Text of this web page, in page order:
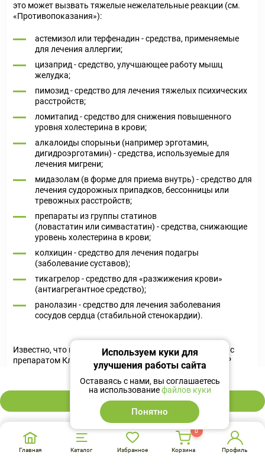
523 ₽
В корзину
это может вызвать тяжелые нежелательные реакции (см.
«Противопоказания»):
астемизол или терфенадин - средства, применяемые
для лечения аллергии;
цизаприд - средство, улучшающее работу мышц
желудка;
пимозид - средство для лечения тяжелых психических
расстройств;
ломитапид - средство для снижения повышенного
уровня холестерина в крови;
алкалоиды спорыньи (например эрготамин,
дигидроэрготамин) - средства, используемые для
лечения мигрени;
мидазолам (в форме для приема внутрь) - средство для
лечения судорожных припадков, бессонницы или
тревожных расстройств;
препараты из группы статинов
(ловастатин или симвастатин) - средства, снижающие
уровень холестерина в крови;
колхицин - средство для лечения подагры
(заболевание суставов);
тикагрелор - средство для «разжижения крови»
(антиагрегантное средство);
ранолазин - средство для лечения заболевания
сосудов сердца (стабильной стенокардии).
Известно, что некоторые препараты взаимодействуют с
препаратом Клацид® СР. Прием препарата Клацид® СР
вместе с этими препаратами может влиять на
терапевтический эффект данных лекарственных средств.
Это также может увеличить вероятность возникновения
Сообщите лечащему врачу, если Вы принимаете:
гидроксихлорохин или хлорохин - противомалярийные
Главная Каталог Избранное Корзина
0
Профиль
Используем куки для
улучшения работы сайта
Оставаясь с нами, вы соглашаетесь
на использованиефайлов куки
Понятно